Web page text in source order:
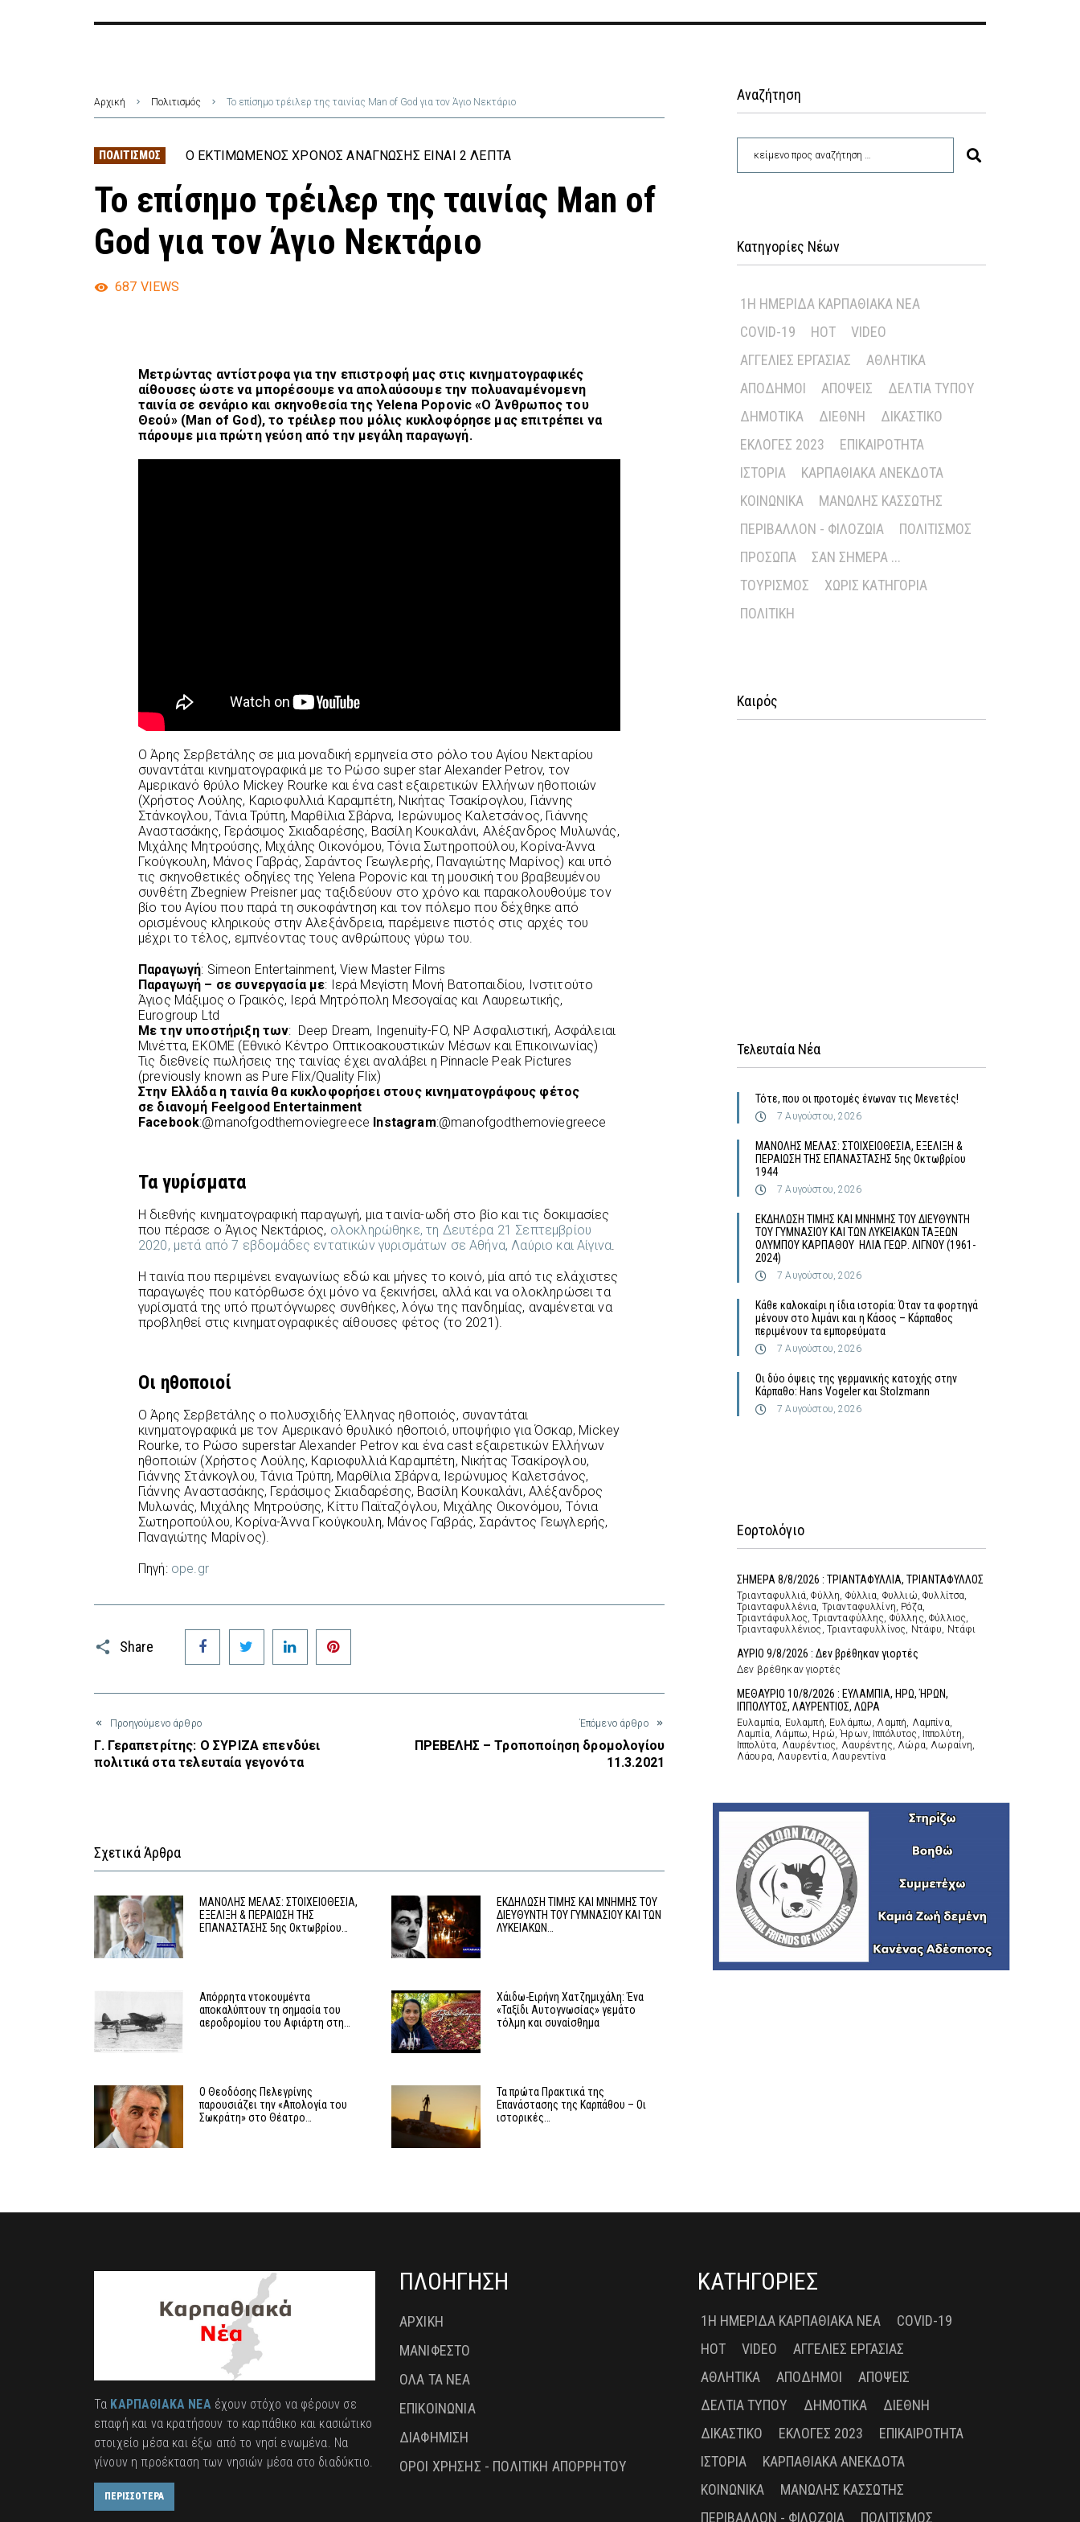
Αρχική Πολιτισμός Το επίσημο τρέιλερ της ταινίας Man of God για τον Άγιο Νεκτάριο
ΠΟΛΙΤΙΣΜΌΣ Ο ΕΚΤΙΜΏΜΕΝΟΣ ΧΡΌΝΟΣ ΑΝΆΓΝΩΣΗΣ ΕΊΝΑΙ 2 ΛΕΠΤΆ
Το επίσημο τρέιλερ της ταινίας Man of
God για τον Άγιο Νεκτάριο
687 VIEWS
Μετρώντας αντίστροφα για την επιστροφή μας στις κινηματογραφικές
αίθουσες ώστε να μπορέσουμε να απολαύσουμε την πολυαναμένομενη
ταινία σε σενάριο και σκηνοθεσία της Yelena Popovic «Ο Άνθρωπος του
Θεού» (Man of God), το τρέιλερ που μόλις κυκλοφόρησε μας επιτρέπει να
πάρουμε μια πρώτη γεύση από την μεγάλη παραγωγή.
Ο Άρης Σερβετάλης σε μια μοναδική ερμηνεία στο ρόλο του Αγίου Νεκταρίου
συναντάται κινηματογραφικά με το Ρώσο super star Alexander Petrov, τον
Αμερικανό θρύλο Mickey Rourke και ένα cast εξαιρετικών Ελλήνων ηθοποιών
(Χρήστος Λούλης, Καριοφυλλιά Καραμπέτη, Νικήτας Τσακίρογλου, Γιάννης
Στάνκογλου, Τάνια Τρύπη, Μαρθίλια Σβάρνα, Ιερώνυμος Καλετσάνος, Γιάννης
Αναστασάκης, Γεράσιμος Σκιαδαρέσης, Βασίλη Κουκαλάνι, Αλέξανδρος Μυλωνάς,
Μιχάλης Μητρούσης, Μιχάλης Οικονόμου, Τόνια Σωτηροπούλου, Κορίνα-Άννα
Γκούγκουλη, Μάνος Γαβράς, Σαράντος Γεωγλερής, Παναγιώτης Μαρίνος) και υπό
τις σκηνοθετικές οδηγίες της Yelena Popovic και τη μουσική του βραβευμένου
συνθέτη Zbegniew Preisner μας ταξιδεύουν στο χρόνο και παρακολουθούμε τον
βίο του Αγίου που παρά τη συκοφάντηση και τον πόλεμο που δέχθηκε από
ορισμένους κληρικούς στην Αλεξάνδρεια, παρέμεινε πιστός στις αρχές του
μέχρι το τέλος, εμπνέοντας τους ανθρώπους γύρω του.
Παραγωγή: Simeon Entertainment, View Master Films
Παραγωγή – σε συνεργασία με: Ιερά Μεγίστη Μονή Βατοπαιδίου, Ινστιτούτο
Άγιος Μάξιμος o Γραικός, Ιερά Μητρόπολη Μεσογαίας και Λαυρεωτικής,
Eurogroup Ltd
Mε την υποστήριξη των: Deep Dream, Ingenuity-FO, NP Ασφαλιστική, Ασφάλειαι
Μινέττα, ΕΚΟΜΕ (Εθνικό Κέντρο Οπτικοακουστικών Μέσων και Επικοινωνίας)
Τις διεθνείς πωλήσεις της ταινίας έχει αναλάβει η Pinnacle Peak Pictures
(previously known as Pure Flix/Quality Flix)
Στην Ελλάδα η ταινία θα κυκλοφορήσει στους κινηματογράφους φέτος
σε διανομή Feelgood Entertainment
Facebook:@manofgodthemoviegreece Instagram:@manofgodthemoviegreece
Τα γυρίσματα
Η διεθνής κινηματογραφική παραγωγή, μια ταινία-ωδή στο βίο και τις δοκιμασίες
που πέρασε ο Άγιος Νεκτάριος, ολοκληρώθηκε, τη Δευτέρα 21 Σεπτεμβρίου
2020, μετά από 7 εβδομάδες εντατικών γυρισμάτων σε Αθήνα, Λαύριο και Αίγινα.
Η ταινία που περιμένει εναγωνίως εδώ και μήνες το κοινό, μία από τις ελάχιστες
παραγωγές που κατόρθωσε όχι μόνο να ξεκινήσει, αλλά και να ολοκληρώσει τα
γυρίσματά της υπό πρωτόγνωρες συνθήκες, λόγω της πανδημίας, αναμένεται να
προβληθεί στις κινηματογραφικές αίθουσες φέτος (το 2021).
Οι ηθοποιοί
Ο Άρης Σερβετάλης ο πολυσχιδής Έλληνας ηθοποιός, συναντάται
κινηματογραφικά με τον Αμερικανό θρυλικό ηθοποιό, υποψήφιο για Όσκαρ, Mickey
Rourke, το Ρώσο superstar Alexander Petrov και ένα cast εξαιρετικών Ελλήνων
ηθοποιών (Χρήστος Λούλης, Καριοφυλλιά Καραμπέτη, Νικήτας Τσακίρογλου,
Γιάννης Στάνκογλου, Τάνια Τρύπη, Μαρθίλια Σβάρνα, Ιερώνυμος Καλετσάνος,
Γιάννης Αναστασάκης, Γεράσιμος Σκιαδαρέσης, Βασίλη Κουκαλάνι, Αλέξανδρος
Μυλωνάς, Μιχάλης Μητρούσης, Κίττυ Παϊταζόγλου, Μιχάλης Οικονόμου, Τόνια
Σωτηροπούλου, Κορίνα-Άννα Γκούγκουλη, Μάνος Γαβράς, Σαράντος Γεωγλερής,
Παναγιώτης Μαρίνος).
Πηγή: ope.gr
Share
Facebook Twitter LinkedIn
Προηγούμενο άρθρο
Γ. Γεραπετρίτης: Ο ΣΥΡΙΖΑ επενδύει
πολιτικά στα τελευταία γεγονότα
Έπόμενο άρθρο
ΠΡΕΒΕΛΗΣ – Τροποποίηση δρομολογίου
11.3.2021
Σχετικά Άρθρα
MΑΝΟΛΗΣ ΜΕΛΑΣ: ΣΤΟΙΧΕΙΟΘΕΣΙΑ,
ΕΞΕΛΙΞΗ & ΠΕΡΑΙΩΣΗ ΤΗΣ
ΕΠΑΝΑΣΤΑΣΗΣ 5ης Οκτωβρίου…
ΕΚΔΗΛΩΣΗ ΤΙΜΗΣ ΚΑΙ ΜΝΗΜΗΣ ΤΟΥ
ΔΙΕΥΘΥΝΤΗ ΤΟΥ ΓΥΜΝΑΣΙΟΥ ΚΑΙ ΤΩΝ
ΛΥΚΕΙΑΚΩΝ…
Απόρρητα ντοκουμέντα
αποκαλύπτουν τη σημασία του
αεροδρομίου του Αφιάρτη στη…
Χάιδω-Ειρήνη Χατζημιχάλη: Ένα
«Ταξίδι Αυτογνωσίας» γεμάτο
τόλμη και συναίσθημα
Ο Θεοδόσης Πελεγρίνης
παρουσιάζει την «Απολογία του
Σωκράτη» στο Θέατρο…
Τα πρώτα Πρακτικά της
Επανάστασης της Καρπάθου – Οι
ιστορικές…
Αναζήτηση
Κατηγορίες Νέων
1Η ΗΜΕΡΊΔΑ ΚΑΡΠΑΘΙΑΚΆ ΝΈΑ
COVID-19
HOT
VIDEO
ΑΓΓΕΛΊΕΣ ΕΡΓΑΣΊΑΣ
ΑΘΛΗΤΙΚΆ
ΑΠΌΔΗΜΟΙ
ΑΠΌΨΕΙΣ
ΔΕΛΤΊΑ ΤΎΠΟΥ
ΔΗΜΟΤΙΚΆ
ΔΙΕΘΝΉ
ΔΙΚΑΣΤΙΚΌ
ΕΚΛΟΓΈΣ 2023
ΕΠΙΚΑΙΡΌΤΗΤΑ
ΙΣΤΟΡΊΑ
ΚΑΡΠΑΘΙΑΚΆ ΑΝΈΚΔΟΤΑ
ΚΟΙΝΩΝΙΚΆ
ΜΑΝΏΛΗΣ ΚΑΣΣΏΤΗΣ
ΠΕΡΙΒΆΛΛΟΝ - ΦΙΛΟΖΩΊΑ
ΠΟΛΙΤΙΣΜΌΣ
ΠΡΌΣΩΠΑ
ΣΑΝ ΣΉΜΕΡΑ ...
ΤΟΥΡΙΣΜΌΣ
ΧΩΡΊΣ ΚΑΤΗΓΟΡΊΑ
ΠΟΛΙΤΙΚΉ
Καιρός
Τελευταία Νέα
Τότε, που οι προτομές ένωναν τις Μενετές!
7 Αυγούστου, 2026
MΑΝΟΛΗΣ ΜΕΛΑΣ: ΣΤΟΙΧΕΙΟΘΕΣΙΑ, ΕΞΕΛΙΞΗ &
ΠΕΡΑΙΩΣΗ ΤΗΣ ΕΠΑΝΑΣΤΑΣΗΣ 5ης Οκτωβρίου
1944
7 Αυγούστου, 2026
ΕΚΔΗΛΩΣΗ ΤΙΜΗΣ ΚΑΙ ΜΝΗΜΗΣ ΤΟΥ ΔΙΕΥΘΥΝΤΗ
ΤΟΥ ΓΥΜΝΑΣΙΟΥ ΚΑΙ ΤΩΝ ΛΥΚΕΙΑΚΩΝ ΤΑΞΕΩΝ
ΟΛΥΜΠΟΥ ΚΑΡΠΑΘΟΥ ΗΛΙΑ ΓΕΩΡ. ΛΙΓΝΟΥ (1961-
2024)
7 Αυγούστου, 2026
Κάθε καλοκαίρι η ίδια ιστορία: Όταν τα φορτηγά
μένουν στο λιμάνι και η Κάσος – Κάρπαθος
περιμένουν τα εμπορεύματα
7 Αυγούστου, 2026
Οι δύο όψεις της γερμανικής κατοχής στην
Κάρπαθο: Hans Vogeler και Stolzmann
7 Αυγούστου, 2026
Εορτολόγιο
ΣΗΜΕΡΑ 8/8/2026 : ΤΡΙΑΝΤΑΦΥΛΛΙΑ, ΤΡΙΑΝΤΑΦΥΛΛΟΣ
Τριανταφυλλιά, Φύλλη, Φύλλια, Φυλλιώ, Φυλλίτσα,
Τριανταφυλλένια, Τριανταφυλλίνη, Ρόζα,
Τριαντάφυλλος, Τριανταφύλλης, Φύλλης, Φύλλιος,
Τριανταφυλλένιος, Τριανταφυλλίνος, Ντάφυ, Ντάφι
ΑΥΡΙΟ 9/8/2026 : Δεν βρέθηκαν γιορτές
Δεν βρέθηκαν γιορτές
ΜΕΘΑΥΡΙΟ 10/8/2026 : ΕΥΛΑΜΠΙΑ, ΗΡΩ, ΉΡΩΝ,
ΙΠΠΟΛΥΤΟΣ, ΛΑΥΡΕΝΤΙΟΣ, ΛΩΡΑ
Ευλαμπία, Ευλαμπή, Ευλάμπω, Λαμπή, Λαμπίνα,
Λαμπία, Λάμπω, Ηρώ, Ήρων, Ιππόλυτος, Ιππολύτη,
Ιππολύτα, Λαυρέντιος, Λαυρέντης, Λώρα, Λωραίνη,
Λάουρα, Λαυρεντία, Λαυρεντίνα
Τα ΚΑΡΠΑΘΙΑΚΑ ΝΕΑ έχουν στόχο να φέρουν σε
επαφή και να κρατήσουν το καρπάθικο και κασιώτικο
στοιχείο μέσα και έξω από το νησί ενωμένα. Να
γίνουν η προέκταση των νησιών μέσα στο διαδύκτιο.
ΠΕΡΙΣΣΟΤΕΡΑ
ΠΛΟΗΓΗΣΗ
ΑΡΧΙΚΗ
ΜΑΝΙΦΕΣΤΟ
ΟΛΑ ΤΑ ΝΕΑ
ΕΠΙΚΟΙΝΩΝΙΑ
ΔΙΑΦΗΜΙΣΗ
ΟΡΟΙ ΧΡΗΣΗΣ - ΠΟΛΙΤΙΚΗ ΑΠΟΡΡΗΤΟΥ
ΚΑΤΗΓΟΡΙΕΣ
1Η ΗΜΕΡΊΔΑ ΚΑΡΠΑΘΙΑΚΆ ΝΈΑ
COVID-19
HOT
VIDEO
ΑΓΓΕΛΊΕΣ ΕΡΓΑΣΊΑΣ
ΑΘΛΗΤΙΚΆ
ΑΠΌΔΗΜΟΙ
ΑΠΌΨΕΙΣ
ΔΕΛΤΊΑ ΤΎΠΟΥ
ΔΗΜΟΤΙΚΆ
ΔΙΕΘΝΉ
ΔΙΚΑΣΤΙΚΌ
ΕΚΛΟΓΈΣ 2023
ΕΠΙΚΑΙΡΌΤΗΤΑ
ΙΣΤΟΡΊΑ
ΚΑΡΠΑΘΙΑΚΆ ΑΝΈΚΔΟΤΑ
ΚΟΙΝΩΝΙΚΆ
ΜΑΝΏΛΗΣ ΚΑΣΣΏΤΗΣ
ΠΕΡΙΒΆΛΛΟΝ - ΦΙΛΟΖΩΊΑ
ΠΟΛΙΤΙΣΜΌΣ